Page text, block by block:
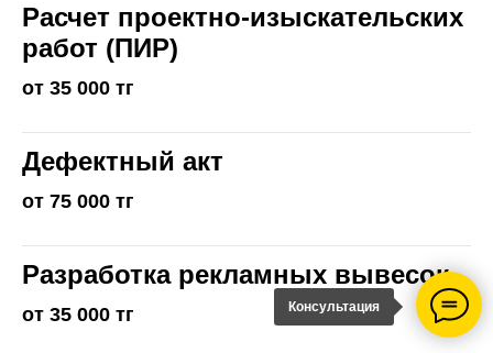
Расчет проектно-изыскательских
работ (ПИР)
от 35 000 тг
Дефектный акт
от 75 000 тг
Разработка рекламных вывесок
от 35 000 тг Консультация